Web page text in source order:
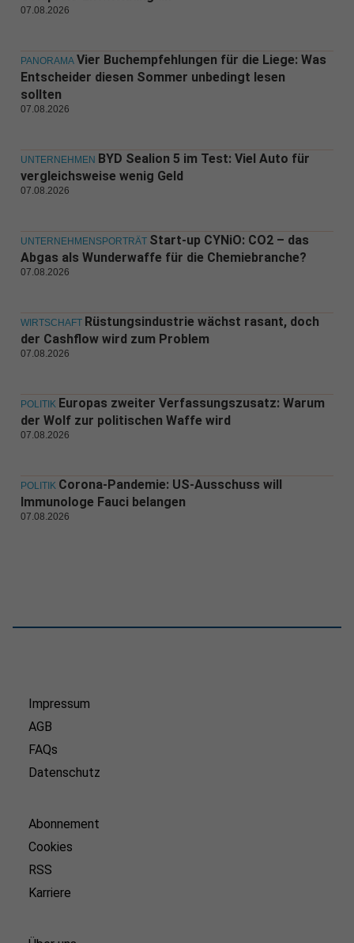
07.08.2026
PANORAMA Vier Buchempfehlungen für die Liege: Was
Entscheider diesen Sommer unbedingt lesen
sollten
07.08.2026
UNTERNEHMEN BYD Sealion 5 im Test: Viel Auto für
vergleichsweise wenig Geld
07.08.2026
UNTERNEHMENSPORTRÄT Start-up CYNiO: CO2 – das
Abgas als Wunderwaffe für die Chemiebranche?
07.08.2026
WIRTSCHAFT Rüstungsindustrie wächst rasant, doch
der Cashflow wird zum Problem
07.08.2026
POLITIK Europas zweiter Verfassungszusatz: Warum
der Wolf zur politischen Waffe wird
07.08.2026
POLITIK Corona-Pandemie: US-Ausschuss will
Immunologe Fauci belangen
07.08.2026
Impressum
AGB
FAQs
Datenschutz
Abonnement
Cookies
RSS
Karriere